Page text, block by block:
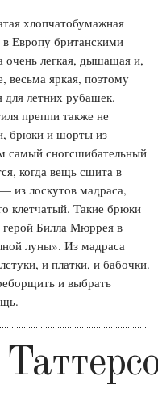
хлопчатобумажная
в Европу британскими
очень легкая, дышащая и,
весьма яркая, поэтому
для летних рубашек.
преппи также не
брюки и шорты из
самый сногсшибательный
когда вещь сшита в
из лоскутов мадраса,
клетчатый. Такие брюки
Билла Мюррея в
луны». Из мадраса
и платки, и бабочки.
и выбрать